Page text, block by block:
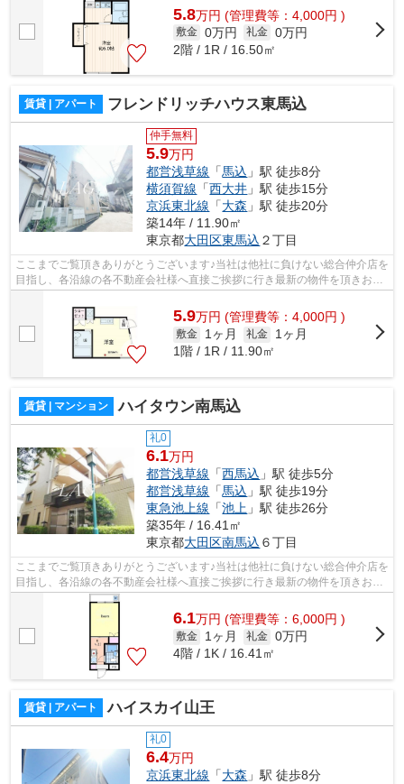
5.8万円 (管理費等：4,000円 )
敷金 0万円 礼金 0万円
2階 / 1R / 16.50㎡
賃貸 | アパート フレンドリッチハウス東馬込
仲手無料
5.9万円
都営浅草線 「馬込 」駅 徒歩8分
横須賀線 「西大井 」駅 徒歩15分
京浜東北線 「大森 」駅 徒歩20分
築14年 / 11.90㎡
東京都大田区東馬込 ２丁目
ここまでご覧頂きありがとうございます♪当社は他社に負けない総合仲介店を
目指し、各沿線の各不動産会社様へ直接ご挨拶に行き最新の物件を頂きお客
様へ提供しております！最新の情報は...
5.9万円 (管理費等：4,000円 )
敷金 1ヶ月 礼金
1ヶ月
1階 / 1R / 11.90㎡
賃貸 | マンション ハイタウン南馬込
礼0
6.1万円
都営浅草線 「西馬込 」駅 徒歩5分
都営浅草線 「馬込 」駅 徒歩19分
東急池上線 「池上 」駅 徒歩26分
築35年 / 16.41㎡
東京都大田区南馬込 ６丁目
ここまでご覧頂きありがとうございます♪当社は他社に負けない総合仲介店を
目指し、各沿線の各不動産会社様へ直接ご挨拶に行き最新の物件を頂きお客
様へ提供しております！最新の情報は...
6.1万円 (管理費等：6,000円 )
敷金 1ヶ月 礼金 0万円
4階 / 1K / 16.41㎡
賃貸 | アパート ハイスカイ山王
礼0
6.4万円
京浜東北線 「大森 」駅 徒歩8分